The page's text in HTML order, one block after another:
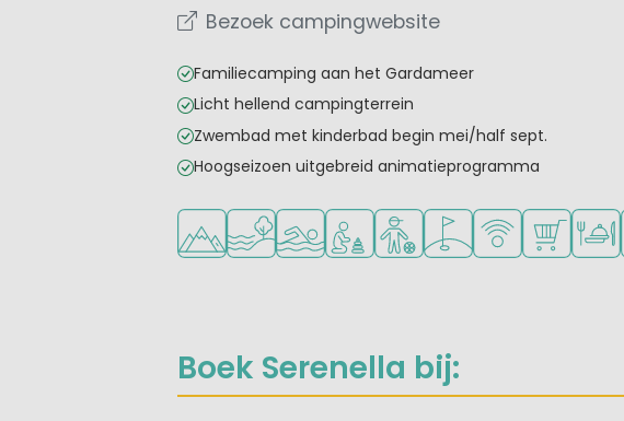
Bezoek campingwebsite
Familiecamping aan het Gardameer
Licht hellend campingterrein
Zwembad met kinderbad begin mei/half sept.
Hoogseizoen uitgebreid animatieprogramma
Ligt in de heuvels/bergen
Ligt bij het water
Openlucht zwembad
Aanbevolen voor jonge kinderen
Aanbevolen voor tieners
Golfbaan in de buurt
WiFi beschikbaar
Boek Serenella bij: